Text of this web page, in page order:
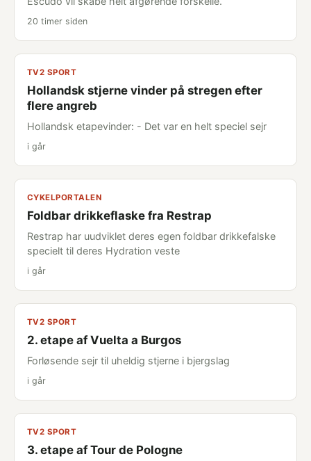
20 timer siden
TV2 SPORT
Hollandsk stjerne vinder på stregen efter
flere angreb
Hollandsk etapevinder: - Det var en helt speciel sejr
i går
CYKELPORTALEN
Foldbar drikkeflaske fra Restrap
Restrap har uudviklet deres egen foldbar drikkefalske
specielt til deres Hydration veste
i går
TV2 SPORT
2. etape af Vuelta a Burgos
Forløsende sejr til uheldig stjerne i bjergslag
i går
TV2 SPORT
3. etape af Tour de Pologne